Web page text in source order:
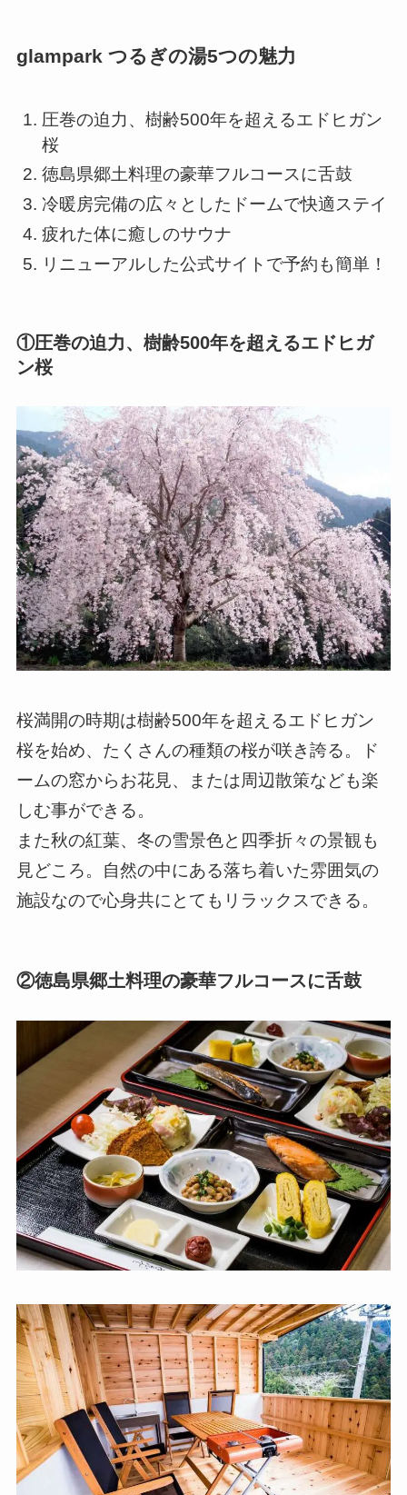
glampark つるぎの湯5つの魅力
圧巻の迫力、樹齢500年を超えるエドヒガン
桜
徳島県郷土料理の豪華フルコースに舌鼓
冷暖房完備の広々としたドームで快適ステイ
疲れた体に癒しのサウナ
リニューアルした公式サイトで予約も簡単！
①圧巻の迫力、樹齢500年を超えるエドヒガ
ン桜
桜満開の時期は樹齢500年を超えるエドヒガン
桜を始め、たくさんの種類の桜が咲き誇る。ド
ームの窓からお花見、または周辺散策なども楽
しむ事ができる。
また秋の紅葉、冬の雪景色と四季折々の景観も
見どころ。自然の中にある落ち着いた雰囲気の
施設なので心身共にとてもリラックスできる。
②徳島県郷土料理の豪華フルコースに舌鼓